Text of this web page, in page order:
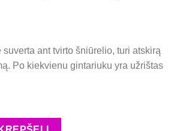
ant tvirto šniūrelio, turi atskirą
Po kiekvienu gintariuku yra užrištas
šviesumo gintarinė apyrankė